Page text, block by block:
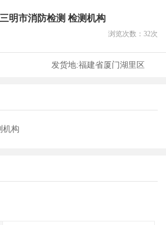
明市消防检测 检测机构
浏览次数： 32次
发货地:福建省厦门湖里区
机构